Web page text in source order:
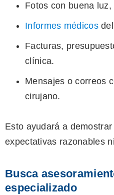
Fotos con buena
Informes médicosdel
Facturas,
clínica.
Mensajes o correos
cirujano.
Esto ayudará a
expectativas razonables
Busca
especializado